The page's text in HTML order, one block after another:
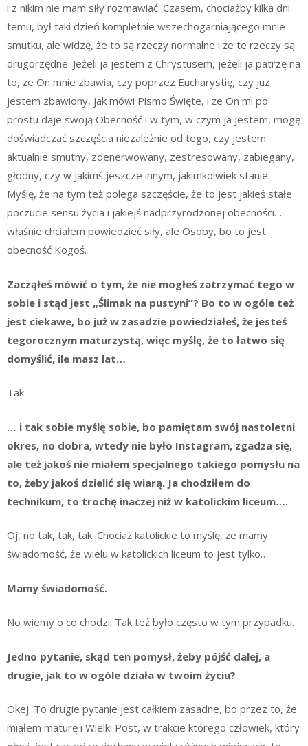
i z nikim nie mam siły rozmawiać. Czasem, chociażby kilka dni
temu, był taki dzień kompletnie wszechogarniającego mnie
smutku, ale widzę, że to są rzeczy normalne i że te rzeczy są
drugorzędne. Jeżeli ja jestem z Chrystusem, jeżeli ja patrzę na
to, że On mnie zbawia, czy poprzez Eucharystię, czy już
jestem zbawiony, jak mówi Pismo Święte, i że On mi po
prostu daje swoją Obecność i w tym, w czym ja jestem, mogę
doświadczać szczęścia niezależnie od tego, czy jestem
aktualnie smutny, zdenerwowany, zestresowany, zabiegany,
głodny, czy w jakimś jeszcze innym, jakimkolwiek stanie.
Myślę, że na tym też polega szczęście, że to jest jakieś stałe
poczucie sensu życia i jakiejś nadprzyrodzonej obecności…
właśnie chciałem powiedzieć siły, ale Osoby, bo to jest
obecność Kogoś.
Zacząłeś mówić o tym, że nie mogłeś zatrzymać tego w
sobie i stąd jest „Ślimak na pustyni”? Bo to w ogóle też
jest ciekawe, bo już w zasadzie powiedziałeś, że jesteś
tegorocznym maturzystą, więc myślę, że to łatwo się
domyślić, ile masz lat…
Tak.
… i tak sobie myślę sobie, bo pamiętam swój nastoletni
okres, no dobra, wtedy nie było Instagram, zgadza się,
ale też jakoś nie miałem specjalnego takiego pomysłu na
to, żeby jakoś dzielić się wiarą. Ja chodziłem do
technikum, to trochę inaczej niż w katolickim liceum….
Oj, no tak, tak, tak. Chociaż katolickie to myślę, że mamy
świadomość, że wielu w katolickich liceum to jest tylko…
Mamy świadomość.
No wiemy o co chodzi. Tak też było często w tym przypadku.
Jedno pytanie, skąd ten pomysł, żeby pójść dalej, a
drugie, jak to w ogóle działa w twoim życiu?
Okej. To drugie pytanie jest całkiem zasadne, bo przez to, że
miałem maturę i Wielki Post, w trakcie którego człowiek, który